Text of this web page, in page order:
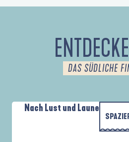
DAS SÜDLICHE
Nach Lust und Laune